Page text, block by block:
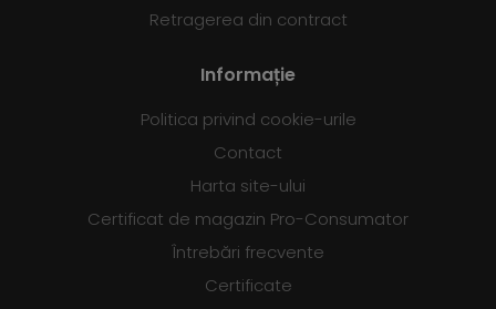
Retragerea din contract
Informație
Politica privind cookie-urile
Contact
Harta site-ului
Certificat de magazin Pro-Consumator
Întrebări frecvente
Certificate